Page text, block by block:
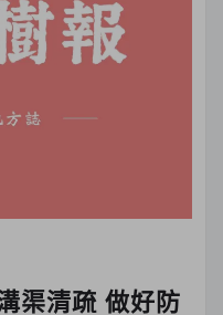
渠清疏 做好防